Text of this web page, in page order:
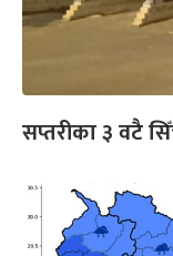
सप्तरीका ३ वटै